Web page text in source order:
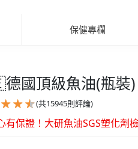
保健專欄
國頂級魚油(瓶裝)
(共15945則評論)
有保證！大研魚油SGS塑化劑